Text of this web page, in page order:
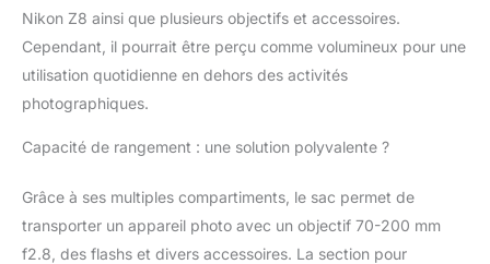
Nikon Z8 ainsi que plusieurs objectifs et accessoires.
Cependant, il pourrait être perçu comme volumineux pour une
utilisation quotidienne en dehors des activités
photographiques.
Capacité de rangement : une solution polyvalente ?
Grâce à ses multiples compartiments, le sac permet de
transporter un appareil photo avec un objectif 70-200 mm
f2.8, des flashs et divers accessoires. La section pour